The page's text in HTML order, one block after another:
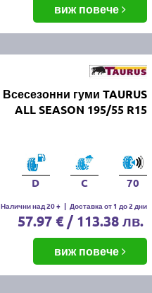
виж повече
Всесезонни гуми TAURUS
ALL SEASON 195/55 R15
D C 70
Налични над 20 + | Доставка от 1 до 2 дни
57.97 € / 113.38 лв.
виж повече